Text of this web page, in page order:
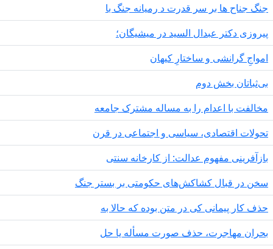
جناح ها بر سر قدرت د رمیانە جنگ با
دکتر عبدال السید در میشیگان؛
گرانشی و ساختارِ کیهان
بخش دوم
با اعدام را به مساله مشترک جامعه
اقتصادی، سیاسی و اجتماعی در قرن
مفهوم عدالت: از کارخانه سنتی
در قبال کشاکش‌های حکومتی بر بستر جنگ
کار پیمانی کی در متن بودە کە حالا بە
مهاجرت‌، حذف صورت مسأله یا حل